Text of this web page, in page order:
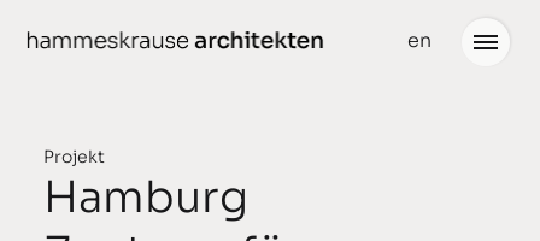
zum
en
Projekte
Projekt
Hamburg